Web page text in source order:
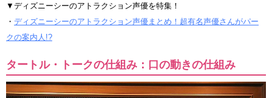
▼ディズニーシーのアトラクション声優を特集！
・ ディズニーシーのアトラクション声優まとめ！超有名声優さんがパー
クの案内人!?
タートル・トークの仕組み：口の動きの仕組み